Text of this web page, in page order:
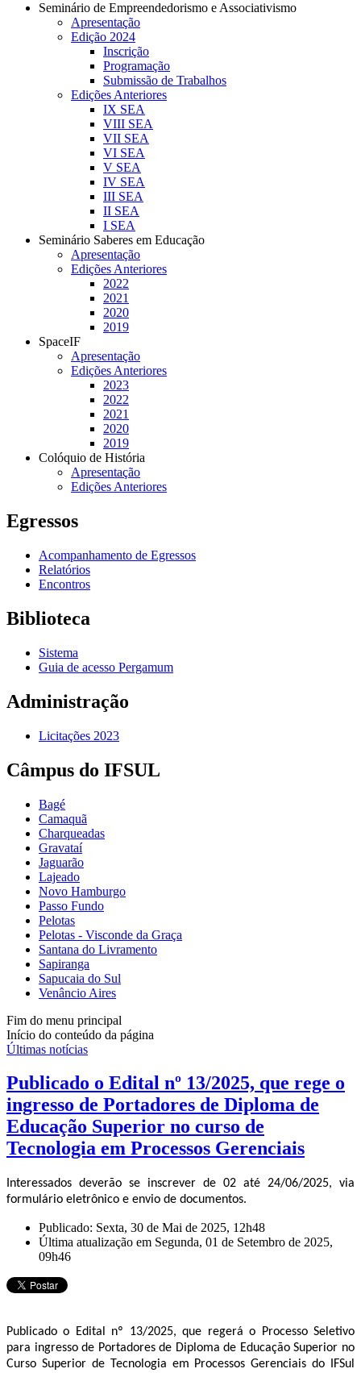
Seminário de Empreendedorismo e Associativismo
Apresentação
Edição 2024
Inscrição
Programação
Submissão de Trabalhos
Edições Anteriores
IX SEA
VIII SEA
VII SEA
VI SEA
V SEA
IV SEA
III SEA
II SEA
I SEA
Seminário Saberes em Educação
Apresentação
Edições Anteriores
2022
2021
2020
2019
SpaceIF
Apresentação
Edições Anteriores
2023
2022
2021
2020
2019
Colóquio de História
Apresentação
Edições Anteriores
Egressos
Acompanhamento de Egressos
Relatórios
Encontros
Biblioteca
Sistema
Guia de acesso Pergamum
Administração
Licitações 2023
Câmpus do IFSUL
Bagé
Camaquã
Charqueadas
Gravataí
Jaguarão
Lajeado
Novo Hamburgo
Passo Fundo
Pelotas
Pelotas - Visconde da Graça
Santana do Livramento
Sapiranga
Sapucaia do Sul
Venâncio Aires
Fim do menu principal
Início do conteúdo da página
Últimas notícias
Publicado o Edital nº 13/2025, que rege o
ingresso de Portadores de Diploma de
Educação Superior no curso de
Tecnologia em Processos Gerenciais
Interessados deverão se inscrever de 02 até 24/06/2025, via
formulário eletrônico e envio de documentos.
Publicado: Sexta, 30 de Mai de 2025, 12h48
Última atualização em Segunda, 01 de Setembro de 2025,
09h46
Publicado o Edital nº 13/2025, que regerá o Processo Seletivo
para ingresso de Portadores de Diploma de Educação Superior no
Curso Superior de Tecnologia em Processos Gerenciais do IFSul